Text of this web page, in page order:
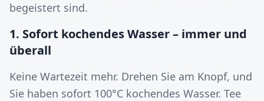
begeistert sind.
1. Sofort kochendes Wasser – immer und
überall
Keine Wartezeit mehr. Drehen Sie am Knopf, und
Sie haben sofort 100°C kochendes Wasser. Tee